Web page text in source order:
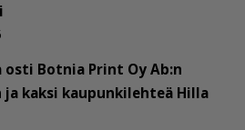
osti Botnia Print Oy Ab:n
ja kaksi kaupunkilehteä Hilla